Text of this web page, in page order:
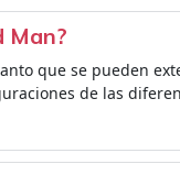
Man?
que se pueden
de las